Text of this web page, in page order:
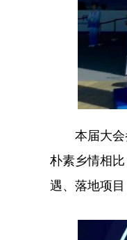
本届大会
朴素乡情相
遇、落地项目